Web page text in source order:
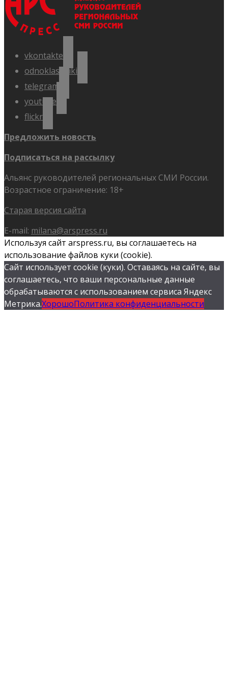
vkontakte
odnoklassniki
telegram
youtube
flickr
Предложить новость
Подписаться на рассылку
Альянс руководителей региональных СМИ России.
Возрастное ограничение: 18+
Старая версия сайта
E-mail: milana@arspress.ru
Используя сайт arspress.ru, вы соглашаетесь на
использование файлов куки (cookie).
Сайт использует cookie (куки). Оставаясь на сайте, вы
соглашаетесь, что ваши персональные данные
обрабатываются с использованием сервиса Яндекс
Метрика.ХорошоПолитика конфиденциальности